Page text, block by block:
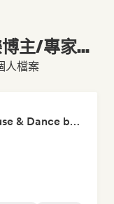
主/專家...
人檔案
Robaer / EDM 2026 House & Dance by bigFM nitroX